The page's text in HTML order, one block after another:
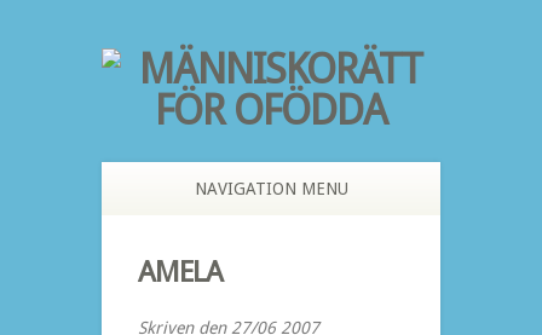
NAVIGATION MENU
AMELA
Skriven den 27/06 2007